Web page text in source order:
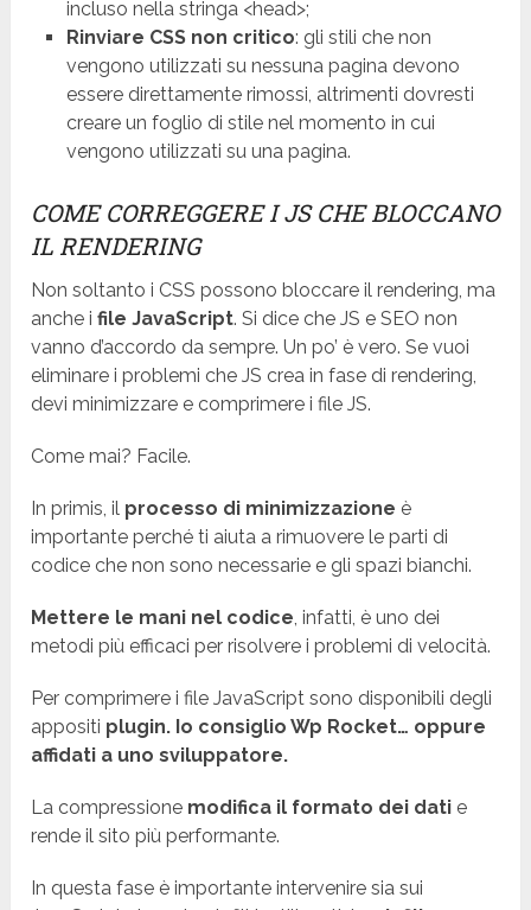
incluso nella stringa <head>;
Rinviare CSS non critico: gli stili che non
vengono utilizzati su nessuna pagina devono
essere direttamente rimossi, altrimenti dovresti
creare un foglio di stile nel momento in cui
vengono utilizzati su una pagina.
COME CORREGGERE I JS CHE BLOCCANO
IL RENDERING
Non soltanto i CSS possono bloccare il rendering, ma
anche ifile JavaScript. Si dice che JS e SEO non
vanno d’accordo da sempre. Un po’ è vero. Se vuoi
eliminare i problemi che JS crea in fase di rendering,
devi minimizzare e comprimere i file JS.
Come mai? Facile.
In primis, il processo di minimizzazione è
importante perché ti aiuta a rimuovere le parti di
codice che non sono necessarie e gli spazi bianchi.
Mettere le mani nel codice, infatti, è uno dei
metodi più efficaci per risolvere i problemi di velocità.
Per comprimere i file JavaScript sono disponibili degli
appositi plugin. Io consiglio Wp Rocket… oppure
affidati a uno sviluppatore.
La compressione modifica il formato dei dati e
rende il sito più performante.
In questa fase è importante intervenire sia sui